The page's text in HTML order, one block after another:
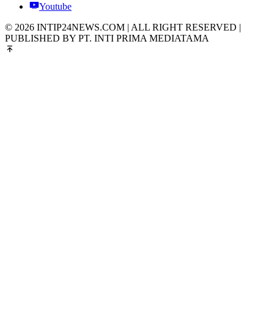
Youtube
© 2026 INTIP24NEWS.COM | ALL RIGHT RESERVED |
PUBLISHED BY PT. INTI PRIMA MEDIATAMA